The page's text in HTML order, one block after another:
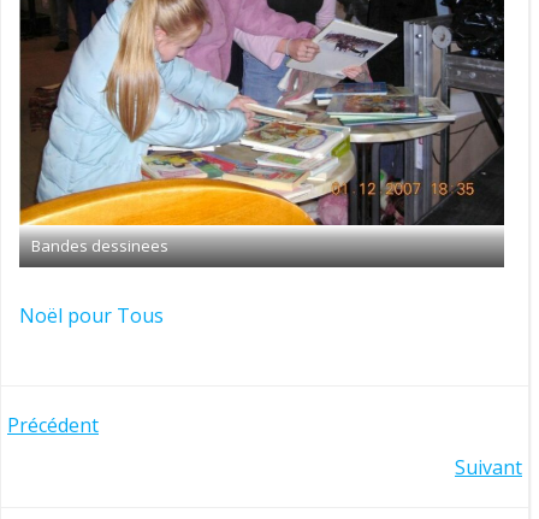
Bandes dessinees
Noël pour Tous
Post
Précédent
Suivant